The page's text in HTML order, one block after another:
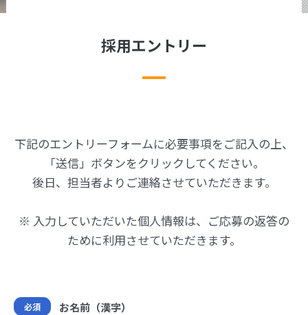
採用エントリー
下記のエントリーフォームに必要事項をご記入の上、
「送信」ボタンをクリックしてください。
後日、担当者よりご連絡させていただきます。
※ 入力していただいた個人情報は、ご応募の返答の
ために利用させていただきます。
必須 お名前（漢字）